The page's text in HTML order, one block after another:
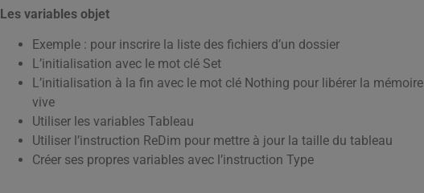
Les variables objet
Exemple : pour inscrire la liste des fichiers d’un dossier
L’initialisation avec le mot clé Set
L’initialisation à la fin avec le mot clé Nothing pour libérer la mémoire
vive
Utiliser les variables Tableau
Utiliser l’instruction ReDim pour mettre à jour la taille du tableau
Créer ses propres variables avec l’instruction Type